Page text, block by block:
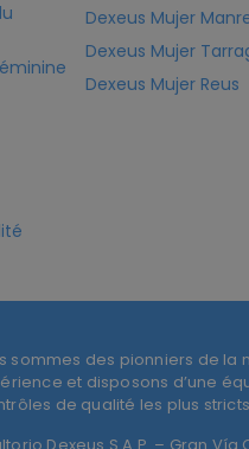
Dexeus Mujer
Dexeus Mujer
Dexeus Mujer Reus
sommes des pionniers de
et disposons d’une
de qualité les plus
Dexeus S.A.P. – Gran Vía